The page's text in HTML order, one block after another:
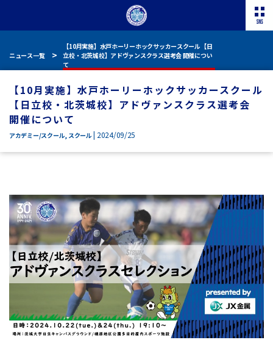
ニュース一覧
【10月実施】水戸ホーリーホックサッカースクール【日
立校・北茨城校】アドヴァンスクラス選考会 開催につい
て
【10月実施】水戸ホーリーホックサッカースクール
【日立校・北茨城校】アドヴァンスクラス選考会
開催について
アカデミー/スクール, スクール | 2024/09/25